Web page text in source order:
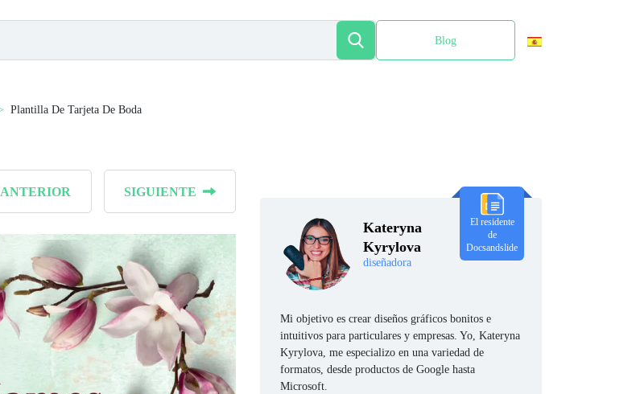
Blog
Plantilla De Tarjeta De Boda
ANTERIOR SIGUIENTE
Kateryna
Kyrylova
diseñadora
El residente
de
Docsandslide
Mi objetivo es crear diseños gráficos bonitos e
intuitivos para particulares y empresas. Yo, Kateryna
Kyrylova, me especializo en una variedad de
formatos, desde productos de Google hasta
Microsoft.